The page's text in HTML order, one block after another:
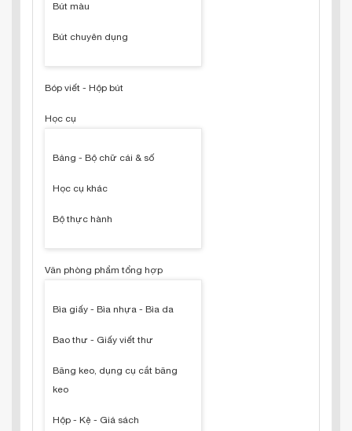
Bút màu
Bút chuyên dụng
Bóp viết - Hộp bút
Học cụ
Bảng - Bộ chữ cái & số
Học cụ khác
Bộ thực hành
Văn phòng phẩm tổng hợp
Bìa giấy - Bìa nhựa - Bìa da
Bao thư - Giấy viết thư
Băng keo, dụng cụ cắt băng
keo
Hộp - Kệ - Giá sách